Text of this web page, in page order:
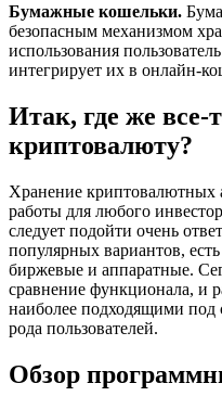
Бумажные кошельки.
безопасным механизмом
использования
интегрирует их в онлайн-
Итак, где же все-
криптовалюту?
Хранение криптовалютных
работы для любого
следует подойти очень
популярных вариантов,
биржевые и аппаратные.
сравнение функционала, и
наиболее подходящими под
рода пользователей.
Обзор